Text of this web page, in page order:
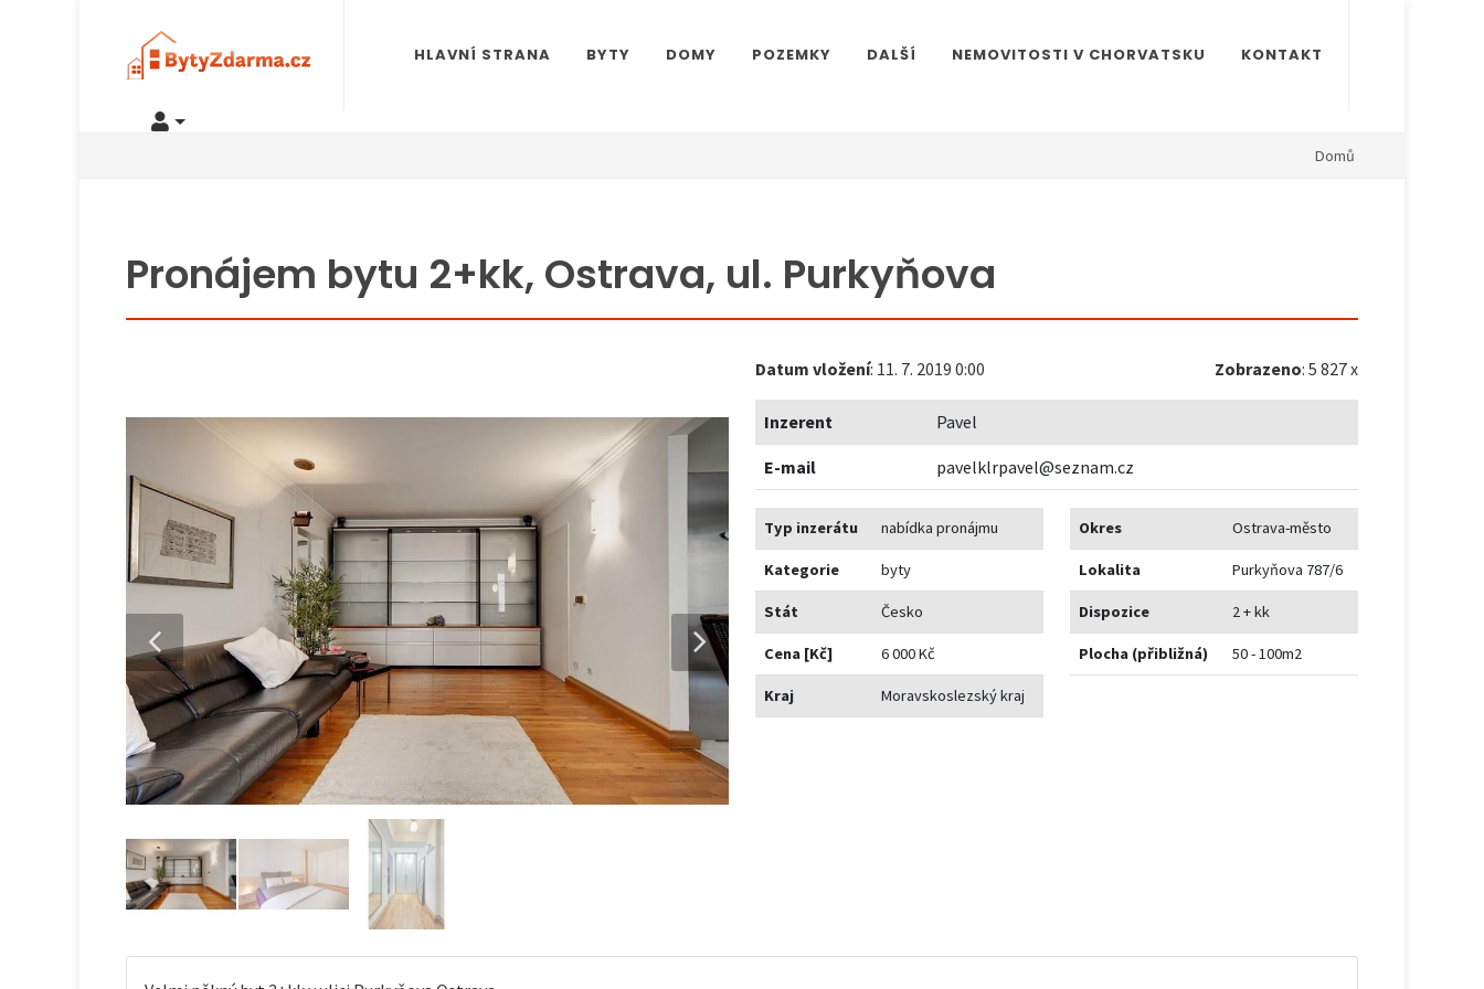
HLAVNÍ STRANA BYTY DOMY POZEMKY DALŠÍ NEMOVITOSTI V CHORVATSKU KONTAKT
Domů
Pronájem bytu 2+kk, Ostrava, ul. Purkyňova
Datum vložení: 11. 7. 2019 0:00 Zobrazeno: 5 827 x
Inzerent Pavel
E-mail pavelklrpavel@seznam.cz
Typ inzerátu nabídka pronájmu
Kategorie byty
Stát Česko
Cena [Kč] 6 000 Kč
Kraj Moravskoslezský kraj
Okres Ostrava-město
Lokalita Purkyňova 787/6
Dispozice 2 + kk
Plocha (přibližná) 50 - 100m2